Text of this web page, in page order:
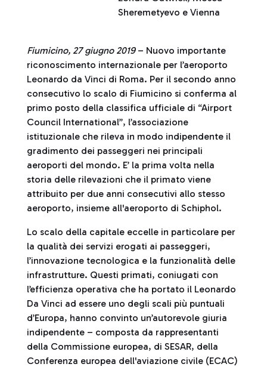
Sheremetyevo e Vienna
Fiumicino, 27 giugno 2019– Nuovo importante
riconoscimento internazionale per l’aeroporto
Leonardo da Vinci di Roma. Per il secondo anno
consecutivo lo scalo di Fiumicino si conferma al
primo posto della classifica ufficiale di “Airport
Council International”, l’associazione
istituzionale che rileva in modo indipendente il
gradimento dei passeggeri nei principali
aeroporti del mondo. E’ la prima volta nella
storia delle rilevazioni che il primato viene
attribuito per due anni consecutivi allo stesso
aeroporto, insieme all'aeroporto di Schiphol.
Lo scalo della capitale eccelle in particolare per
la qualità dei servizi erogati ai passeggeri,
l’innovazione tecnologica e la funzionalità delle
infrastrutture. Questi primati, coniugati con
l’efficienza operativa che ha portato il Leonardo
Da Vinci ad essere uno degli scali più puntuali
d’Europa, hanno convinto un’autorevole giuria
indipendente – composta da rappresentanti
della Commissione europea, di SESAR, della
Conferenza europea dell'aviazione civile (ECAC)